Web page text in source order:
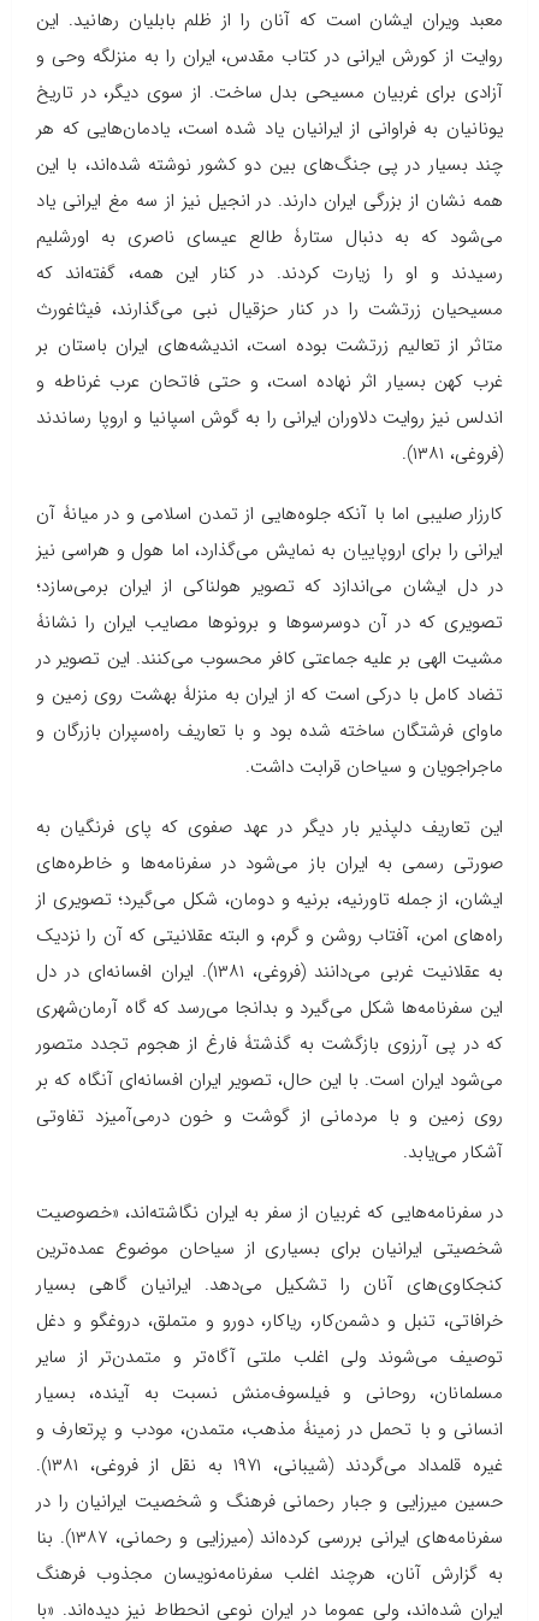
معبد ویران ایشان است که آنان را از ظلم بابلیان رهانید. این
روایت از کورش ایرانی در کتاب مقدس، ایران را به منزلگه وحی و
آزادی برای غربیان مسیحی بدل ساخت. از سوی دیگر، در تاریخ
یونانیان به فراوانی از ایرانیان یاد شده است، یادمان‌هایی که هر
چند بسیار در پی جنگ‌های بین دو کشور نوشته شده‌اند، با این
همه نشان از بزرگی ایران دارند. در انجیل نیز از سه مغ ایرانی یاد
می‌شود که به دنبال ستارۀ طالع عیسای ناصری به اورشلیم
رسیدند و او را زیارت کردند. در کنار این همه، گفته‌اند که
مسیحیان زرتشت را در کنار حزقیال نبی می‌گذارند، فیثاغورث
متاثر از تعالیم زرتشت بوده است، اندیشه‌های ایران باستان بر
غرب کهن بسیار اثر نهاده است، و حتی فاتحان عرب غرناطه و
اندلس نیز روایت دلاوران ایرانی را به گوش اسپانیا و اروپا رساندند
(فروغی، ۱۳۸۱).
کارزار صلیبی اما با آنکه جلوه‌هایی از تمدن اسلامی و در میانۀ آن
ایرانی را برای اروپاییان به نمایش می‌گذارد، اما هول و هراسی نیز
در دل ایشان می‌اندازد که تصویر هولناکی از ایران برمی‌سازد؛
تصویری که در آن دوسرسوها و برونوها مصایب ایران را نشانۀ
مشیت الهی بر علیه جماعتی کافر محسوب می‌کنند. این تصویر در
تضاد کامل با درکی است که از ایران به منزلۀ بهشت روی زمین و
ماوای فرشتگان ساخته شده بود و با تعاریف راه‌سپران بازرگان و
ماجراجویان و سیاحان قرابت داشت.
این تعاریف دلپذیر بار دیگر در عهد صفوی که پای فرنگیان به
صورتی رسمی به ایران باز می‌شود در سفرنامه‌ها و خاطره‌های
ایشان، از جمله تاورنیه، برنیه و دومان، شکل می‌گیرد؛ تصویری از
راه‌های امن، آفتاب روشن و گرم، و البته عقلانیتی که آن را نزدیک
به عقلانیت غربی می‌دانند (فروغی، ۱۳۸۱). ایران افسانه‌ای در دل
این سفرنامه‌ها شکل می‌گیرد و بدانجا می‌رسد که گاه آرمان‌شهری
که در پی آرزوی بازگشت به گذشتۀ فارغ از هجوم تجدد متصور
می‌شود ایران است. با این حال، تصویر ایران افسانه‌ای آنگاه که بر
روی زمین و با مردمانی از گوشت و خون درمی‌آمیزد تفاوتی
آشکار می‌یابد.
در سفرنامه‌هایی که غربیان از سفر به ایران نگاشته‌اند، «خصوصیت
شخصیتی ایرانیان برای بسیاری از سیاحان موضوع عمده‌ترین
کنجکاوی‌های آنان را تشکیل می‌دهد. ایرانیان گاهی بسیار
خرافاتی، تنبل و دشمن‌کار، ریاکار، دورو و متملق، دروغگو و دغل
توصیف می‌شوند ولی اغلب ملتی آگاه‌تر و متمدن‌تر از سایر
مسلمانان، روحانی و فیلسوف‌منش نسبت به آینده، بسیار
انسانی و با تحمل در زمینۀ مذهب، متمدن، مودب و پرتعارف و
غیره قلمداد می‌گردند (شیبانی، ۱۹۷۱ به نقل از فروغی، ۱۳۸۱).
حسین میرزایی و جبار رحمانی فرهنگ و شخصیت ایرانیان را در
سفرنامه‌های ایرانی بررسی کرده‌اند (میرزایی و رحمانی، ۱۳۸۷). بنا
به گزارش آنان، هرچند اغلب سفرنامه‌نویسان مجذوب فرهنگ
ایران شده‌اند، ولی عموما در ایران نوعی انحطاط نیز دیده‌اند. «با